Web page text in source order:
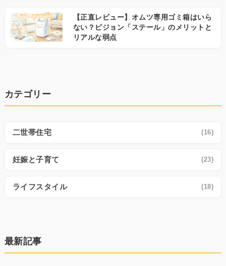
【正直レビュー】オムツ専用ゴミ箱はいら
ない？ピジョン「ステール」のメリットと
リアルな弱点
カテゴリー
二世帯住宅 (16)
妊娠と子育て (23)
ライフスタイル (18)
最新記事